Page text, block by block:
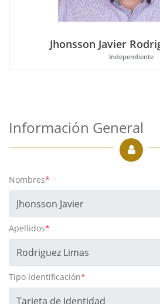
Jhonsson Javier
Independiente
Información General
Nombres*
Apellidos*
Tipo Identificación*